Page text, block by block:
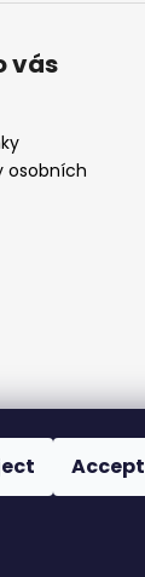
Accept
vás
osobních